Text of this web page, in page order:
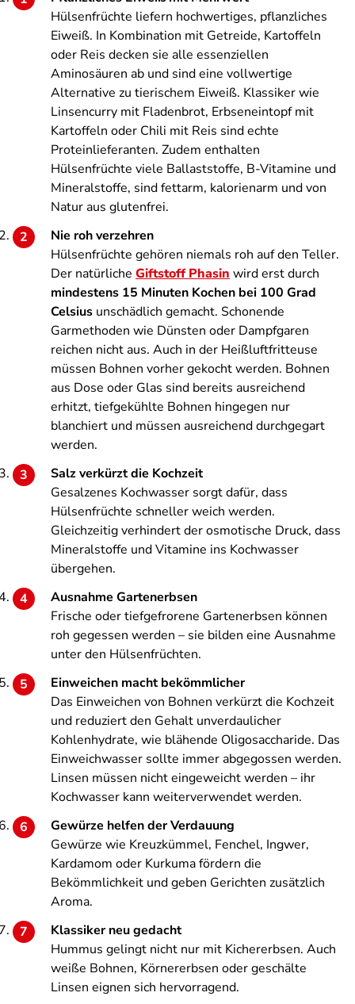
Hülsenfrüchte liefern hochwertiges, pflanzliches
Eiweiß. In Kombination mit Getreide, Kartoffeln
oder Reis decken sie alle essenziellen
Aminosäuren ab und sind eine vollwertige
Alternative zu tierischem Eiweiß. Klassiker wie
Linsencurry mit Fladenbrot, Erbseneintopf mit
Kartoffeln oder Chili mit Reis sind echte
Proteinlieferanten. Zudem enthalten
Hülsenfrüchte viele Ballaststoffe, B-Vitamine und
Mineralstoffe, sind fettarm, kalorienarm und von
Natur aus glutenfrei.
Nie roh verzehren
Hülsenfrüchte gehören niemals roh auf den Teller.
Der natürliche Giftstoff Phasin wird erst durch
mindestens 15 Minuten Kochen bei 100 Grad
Celsius unschädlich gemacht. Schonende
Garmethoden wie Dünsten oder Dampfgaren
reichen nicht aus. Auch in der Heißluftfritteuse
müssen Bohnen vorher gekocht werden. Bohnen
aus Dose oder Glas sind bereits ausreichend
erhitzt, tiefgekühlte Bohnen hingegen nur
blanchiert und müssen ausreichend durchgegart
werden.
Salz verkürzt die Kochzeit
Gesalzenes Kochwasser sorgt dafür, dass
Hülsenfrüchte schneller weich werden.
Gleichzeitig verhindert der osmotische Druck, dass
Mineralstoffe und Vitamine ins Kochwasser
übergehen.
Ausnahme Gartenerbsen
Frische oder tiefgefrorene Gartenerbsen können
roh gegessen werden – sie bilden eine Ausnahme
unter den Hülsenfrüchten.
Einweichen macht bekömmlicher
Das Einweichen von Bohnen verkürzt die Kochzeit
und reduziert den Gehalt unverdaulicher
Kohlenhydrate, wie blähende Oligosaccharide. Das
Einweichwasser sollte immer abgegossen werden.
Linsen müssen nicht eingeweicht werden – ihr
Kochwasser kann weiterverwendet werden.
Gewürze helfen der Verdauung
Gewürze wie Kreuzkümmel, Fenchel, Ingwer,
Kardamom oder Kurkuma fördern die
Bekömmlichkeit und geben Gerichten zusätzlich
Aroma.
Klassiker neu gedacht
Hummus gelingt nicht nur mit Kichererbsen. Auch
weiße Bohnen, Körnererbsen oder geschälte
Linsen eignen sich hervorragend.